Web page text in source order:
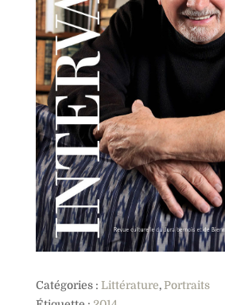
Catégories : Littérature,Portraits